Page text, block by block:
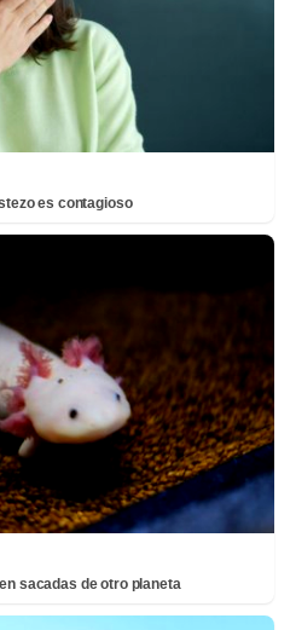
es contagioso
sacadas de otro planeta